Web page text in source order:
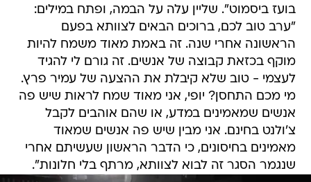
בועז ביסמוט". שליין עלה על הבמה, ופתח במילים:
"ערב טוב לכם, ברוכים הבאים לצוותא בפעם
הראשונה אחרי שנה. זה באמת מאוד משמח להיות
מוקף בכזאת קבוצה של אנשים. זה גורם לי להגיד
לעצמי - טוב שלא קיבלת את ההצעה של עמיר פרץ.
מי מכם התחסן? יופי, אני מאוד שמח לראות שיש פה
אנשים שמאמינים במדע, או שהם אוהבים לקבל
צ'ולנט בחינם. אני מבין שיש פה אנשים שמאוד
מאמינים בחיסונים, כי הדבר הראשון שעשיתם אחרי
שנגמר הסגר זה לבוא לצוותא, מרתף בלי חלונות".